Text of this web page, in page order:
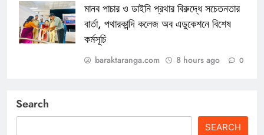
মানব পাচার ও ডাইনি প্রথার বিরুদ্ধে সচেতনতার
বার্তা, পথারকান্দি কলেজ অব এডুকেশনে বিশেষ
কর্মসূচি
baraktaranga.com 8 hours ago 0
Search
SEARCH